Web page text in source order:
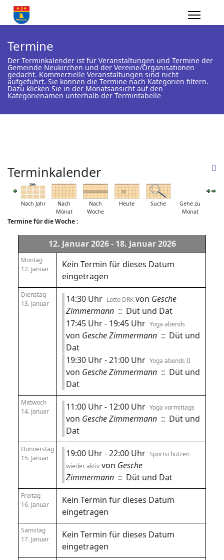
Termine
Der Terminkalender ist für Veranstaltungen und Termine der
Gemeinde Neukirchen und der Vereine/Organisationen
gedacht. Kommerzielle Veranstaltungen sind nicht
aufgeführt. Sie können die Termine nach Kategorien filtern.
Dazu klicken Sie in der Monatsansicht auf den
Kategorienamen unterhalb der Termintabelle
Terminkalender
Nach Jahr
Nach
Monat
Nach
Woche
Heute Suche
Gehe zu
Monat
Termine für die Woche :
12. Januar 2026 - 18. Januar 2026
Montag
12. Januar
Kein Termin für dieses Datum
eingetragen
Dienstag
13. Januar
14:30 Uhr Lotto DRK von Gesche
Zimmermann :: Düt und Dat
17:45 Uhr - 19:45 Uhr Yoga abends
von Gesche Zimmermann :: Düt und
Dat
19:30 Uhr - 21:00 Uhr Yoga abends II
von Gesche Zimmermann :: Düt und
Dat
Mittwoch
14. Januar
11:00 Uhr - 12:00 Uhr Yoga vormittags
von Gesche Zimmermann :: Düt und
Dat
Donnerstag
15. Januar
19:00 Uhr - 22:00 Uhr Sportschützen
wieder aktiv von Gesche
Zimmermann :: Düt und Dat
Freitag
16. Januar
Kein Termin für dieses Datum
eingetragen
Samstag
17. Januar
Kein Termin für dieses Datum
eingetragen